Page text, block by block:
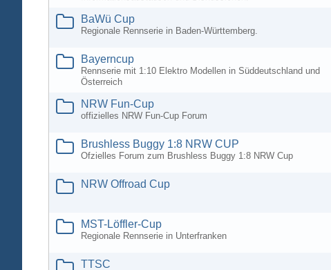
BaWü Cup
Regionale Rennserie in Baden-Württemberg.
Bayerncup
Rennserie mit 1:10 Elektro Modellen in Süddeutschland und
Österreich
NRW Fun-Cup
offizielles NRW Fun-Cup Forum
Brushless Buggy 1:8 NRW CUP
Ofzielles Forum zum Brushless Buggy 1:8 NRW Cup
NRW Offroad Cup
MST-Löffler-Cup
Regionale Rennserie in Unterfranken
TTSC